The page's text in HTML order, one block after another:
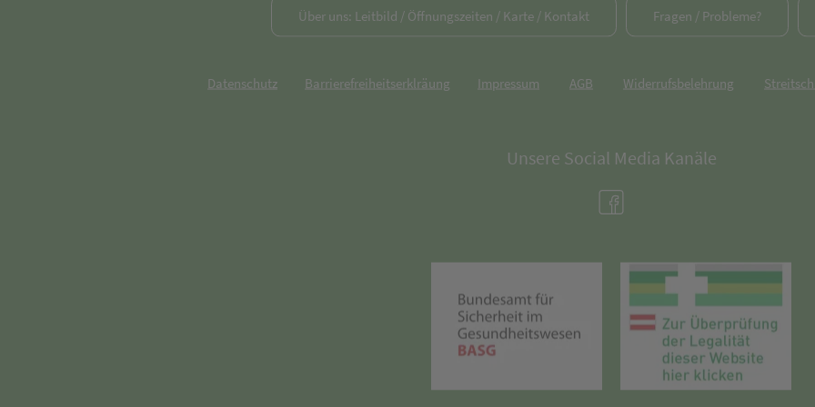
Über uns: Leitbild / Öffnungszeiten / Karte / Kontakt Fragen / Probleme?
Datenschutz Barrierefreiheitserklräung Impressum AGB Widerrufsbelehrung
Unsere Social Media Kanäle
(öffnet in neuem Tab)